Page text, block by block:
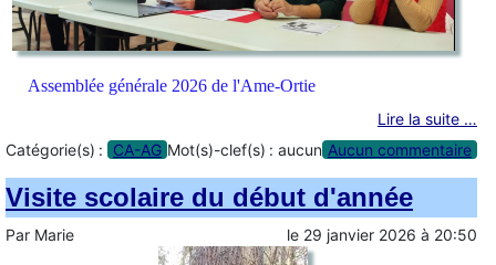
Assemblée générale 2026 de l'Ame-Ortie
Lire la suite …
Catégorie(s) :
CA-AG Mot(s)-clef(s) : aucun Aucun commentaire
Visite scolaire du début d'année
Par Marie le 29 janvier 2026 à 20:50